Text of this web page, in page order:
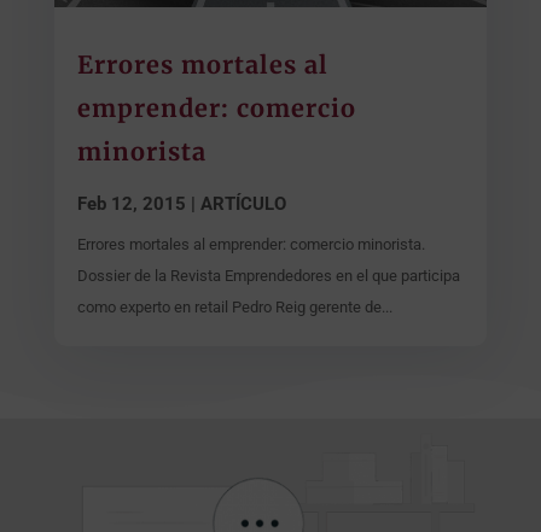
Errores mortales al
emprender: comercio
minorista
Feb 12, 2015 | ARTÍCULO
Errores mortales al emprender: comercio minorista.
Dossier de la Revista Emprendedores en el que participa
como experto en retail Pedro Reig gerente de...